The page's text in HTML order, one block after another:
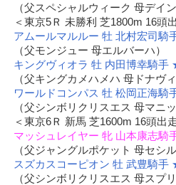
（父スペシャルウィーク 母デイ
＜東京5Ｒ 未勝利 芝1800m 16頭
アムールマルルー 牡 北村宏司騎
（父モンジュー 母エルバーハ）
キングヴィオラ 牡 内田博幸騎手
（父キングカメハメハ 母ドナヴ
ワールドコンパス 牡 松岡正海騎
（父シンボリクリスエス 母マニ
＜東京6Ｒ 新馬 芝1600m 16頭出
マッシュレイヤー 牝 山本康志騎
（父ジャングルポケット 母セシ
スズカスコーピオン 牡 武豊騎手
（父シンボリクリスエス 母スプ